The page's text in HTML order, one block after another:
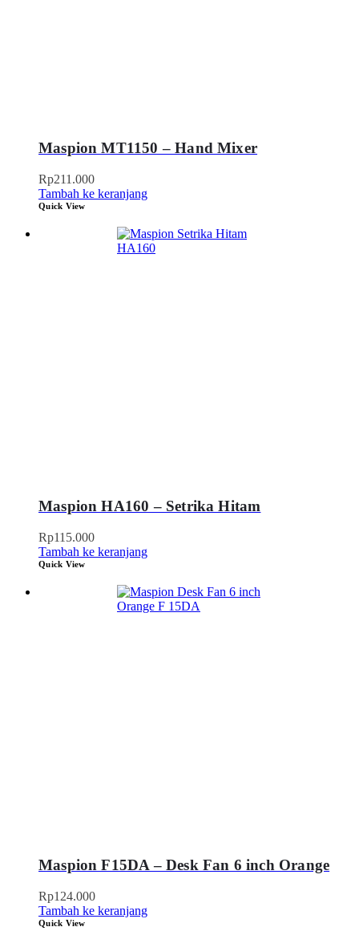
Maspion MT1150 – Hand Mixer
Rp211.000
Tambah ke keranjang
Quick View
Maspion HA160 – Setrika Hitam
Rp115.000
Tambah ke keranjang
Quick View
Maspion F15DA – Desk Fan 6 inch Orange
Rp124.000
Tambah ke keranjang
Quick View